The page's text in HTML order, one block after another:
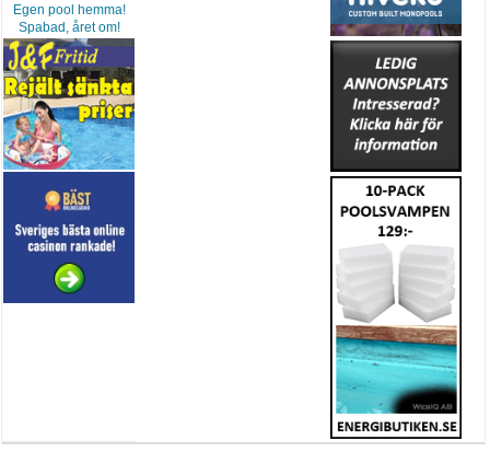
Egen pool hemma!
Spabad, året om!